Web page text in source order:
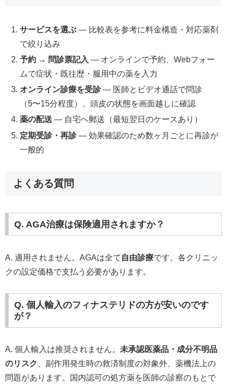
サービスを選ぶ — 比較表を参考に料金構造・対応薬剤
で絞り込み
予約 → 問診票記入 — オンラインで予約、Webフォー
ムで症状・既往歴・服用中の薬を入力
オンライン診療を受診— 医師とビデオ通話で問診
（5〜15分程度）、頭皮の状態を画面越しに確認
薬の配送 — 自宅へ郵送（最短翌日のケースあり）
定期受診・再診— 効果確認のため数ヶ月ごとに再診が
一般的
よくある質問
Q. AGA治療は保険適用されますか？
A. 適用されません。AGAは全て 自由診療です。各クリニッ
クの設定価格で支払う必要があります。
Q. 個人輸入のフィナステリドの方が安いのです
が？
A. 個人輸入は推奨されません。 未承認医薬品・成分不明品
のリスク
、副作用発生時の救済制度の対象外、薬機法上の
問題があります。国内認可の処方薬を医師の診察のもとで